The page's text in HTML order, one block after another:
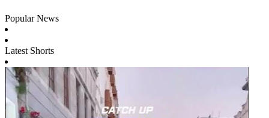
Popular News
Latest Shorts